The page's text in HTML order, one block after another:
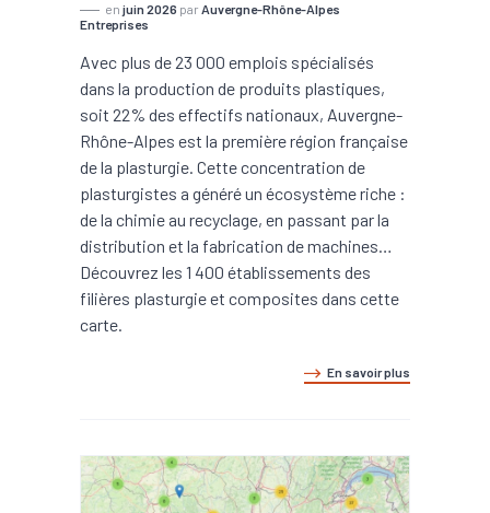
en juin 2026 par Auvergne-Rhône-Alpes
Entreprises
Avec plus de 23 000 emplois spécialisés
dans la production de produits plastiques,
soit 22% des effectifs nationaux, Auvergne-
Rhône-Alpes est la première région française
de la plasturgie. Cette concentration de
plasturgistes a généré un écosystème riche :
de la chimie au recyclage, en passant par la
distribution et la fabrication de machines…
Découvrez les 1 400 établissements des
filières plasturgie et composites dans cette
carte.
En savoir plus